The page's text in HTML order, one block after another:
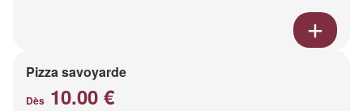
Pizza savoyarde
Dès 10.00 €